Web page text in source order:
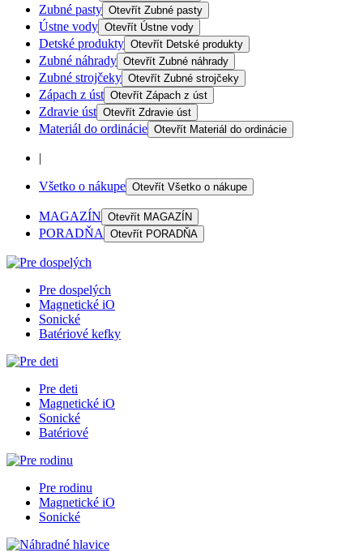
Zubné pasty Otevřít Zubné pasty
Ústne vody Otevřít Ústne vody
Detské produkty Otevřít Detské produkty
Zubné náhrady Otevřít Zubné náhrady
Zubné strojčeky Otevřít Zubné strojčeky
Zápach z úst Otevřít Zápach z úst
Zdravie úst Otevřít Zdravie úst
Materiál do ordinácie Otevřít Materiál do ordinácie
|
Všetko o nákupe Otevřít Všetko o nákupe
MAGAZÍN Otevřít MAGAZÍN
PORADŇA Otevřít PORADŇA
Pre dospelých
Magnetické iO
Sonické
Batériové kefky
Pre deti
Magnetické iO
Sonické
Batériové
Pre rodinu
Magnetické iO
Sonické